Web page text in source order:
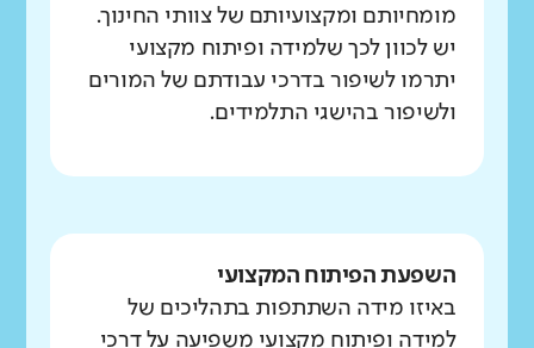
מומחיותם ומקצועיותם של צוותי החינוך.
יש לכוון לכך שלמידה ופיתוח מקצועי
יתרמו לשיפור בדרכי עבודתם של המורים
ולשיפור בהישגי התלמידים.
השפעת הפיתוח המקצועי
באיזו מידה השתתפות בתהליכים של
למידה ופיתוח מקצועי משפיעה על דרכי